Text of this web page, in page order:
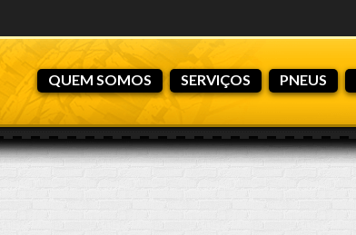
QUEM SOMOS SERVIÇOS PNEUS